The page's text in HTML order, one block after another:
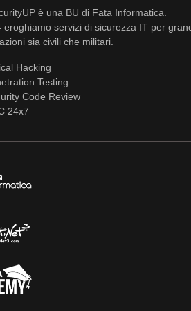
è una BU di Fata Informatica.
eroghiamo servizi di sicurezza IT per
sia civili che militari.
Hacking
Testing
Code Review
24x7